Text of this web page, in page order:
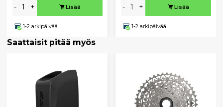
- + Lisää
1-2 arkipäivää
- + Lisää
1-2 arkipäivää
Saattaisit pitää myös